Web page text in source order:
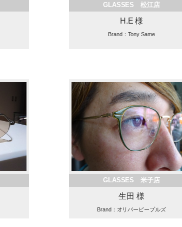
GLASSES 松江店
H.E 様
Brand：Tony Same
GLASSES 米子店
生田 様
Brand：オリバーピープルズ